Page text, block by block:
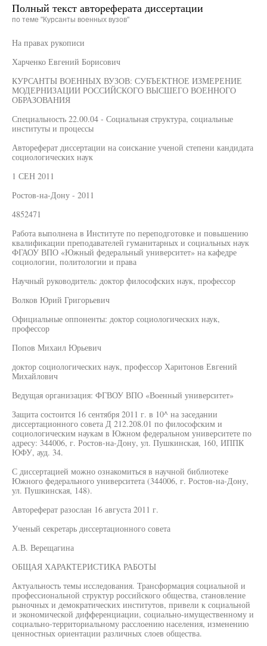
Полный текст автореферата диссертации
по теме "Курсанты военных вузов"
На правах рукописи
Харченко Евгений Борисович
КУРСАНТЫ ВОЕННЫХ ВУЗОВ: СУБЪЕКТНОЕ ИЗМЕРЕНИЕ
МОДЕРНИЗАЦИИ РОССИЙСКОГО ВЫСШЕГО ВОЕННОГО
ОБРАЗОВАНИЯ
Специальность 22.00.04 - Социальная структура, социальные
институты и процессы
Автореферат диссертации на соискание ученой степени кандидата
социологических наук
1 СЕН 2011
Ростов-на-Дону - 2011
4852471
Работа выполнена в Институте по переподготовке и повышению
квалификации преподавателей гуманитарных и социальных наук
ФГАОУ ВПО «Южный федеральный университет» на кафедре
социологии, политологии и права
Научный руководитель: доктор философских наук, профессор
Волков Юрий Григорьевич
Официальные оппоненты: доктор социологических наук,
профессор
Попов Михаил Юрьевич
доктор социологических наук, профессор Харитонов Евгений
Михайлович
Ведущая организация: ФГВОУ ВПО «Военный университет»
Защита состоится 16 сентября 2011 г. в 10^ на заседании
диссертационного совета Д 212.208.01 по философским и
социологическим наукам в Южном федеральном университете по
адресу: 344006, г. Ростов-на-Дону, ул. Пушкинская, 160, ИППК
ЮФУ, ауд. 34.
С диссертацией можно ознакомиться в научной библиотеке
Южного федерального университета (344006, г. Ростов-на-Дону,
ул. Пушкинская, 148).
Автореферат разослан 16 августа 2011 г.
Ученый секретарь диссертационного совета
А.В. Верещагина
ОБЩАЯ ХАРАКТЕРИСТИКА РАБОТЫ
Актуальность темы исследования. Трансформация социальной и
профессиональной структур российского общества, становление
рыночных и демократических институтов, привели к социальной
и экономической дифференциации, социально-имущественному и
социально-территориальному расслоению населения, изменению
ценностных ориентации различных слоев общества.